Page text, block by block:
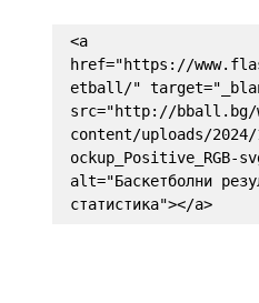
<a
href="https://
etball/"
src="http://bball.bg/
content/uploads/2024/
ockup_Positive_RGB-
alt="Баскетболни
статистика"></a>